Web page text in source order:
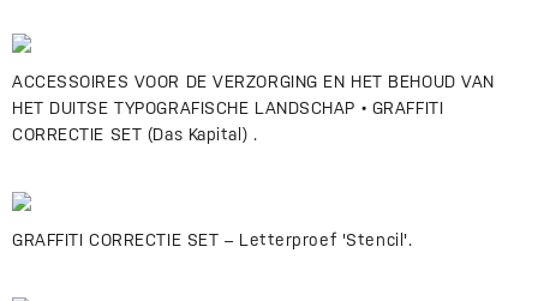
ACCESSOIRES VOOR DE VERZORGING EN HET BEHOUD VAN
HET DUITSE TYPOGRAFISCHE LANDSCHAP • GRAFFITI
CORRECTIE SET (Das Kapital) .
GRAFFITI CORRECTIE SET – Letterproef 'Stencil'.